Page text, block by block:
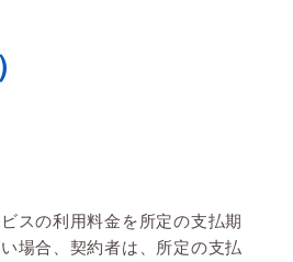
スの利用料金を所定の支払期
場合、契約者は、所定の支払